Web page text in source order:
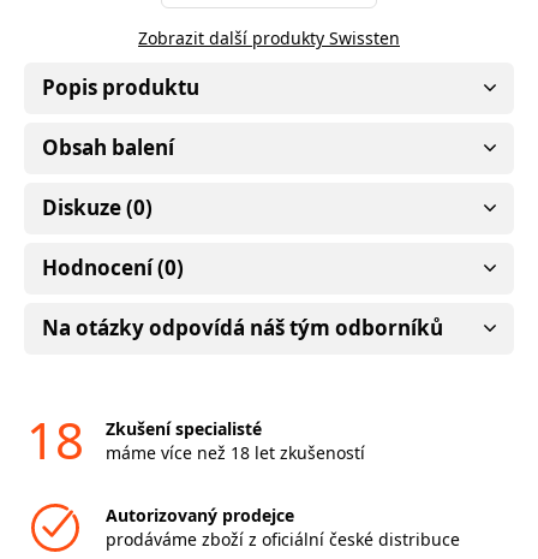
Zobrazit další produkty Swissten
Popis produktu
Obsah balení
Diskuze (0)
Hodnocení (0)
Na otázky odpovídá náš tým odborníků
18
Zkušení specialisté
máme více než 18 let zkušeností
Autorizovaný prodejce
prodáváme zboží z oficiální české distribuce